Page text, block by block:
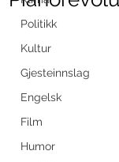
Politikk
Kultur
Gjesteinnslag
Engelsk
Film
Humor